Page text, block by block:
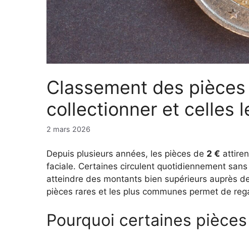
Classement des
collectionner et celles
2 mars 2026
Depuis plusieurs années, les pièces de 2 €
faciale. Certaines circulent quotidiennement
atteindre des montants bien supérieurs auprès
pièces rares et les plus communes permet de
Pourquoi certaines